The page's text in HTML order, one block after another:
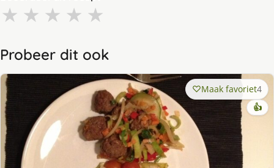
★ ★ ★ ★ ★
Probeer dit ook
Maak favoriet4
👍